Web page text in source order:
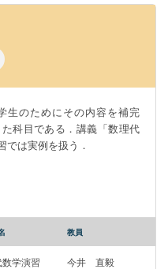
生のためにその内容を補完
科目である．講義「数理代
では実例を扱う．
教員
学演習 今井 直毅